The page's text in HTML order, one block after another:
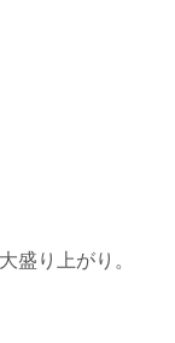
盛り上がり。